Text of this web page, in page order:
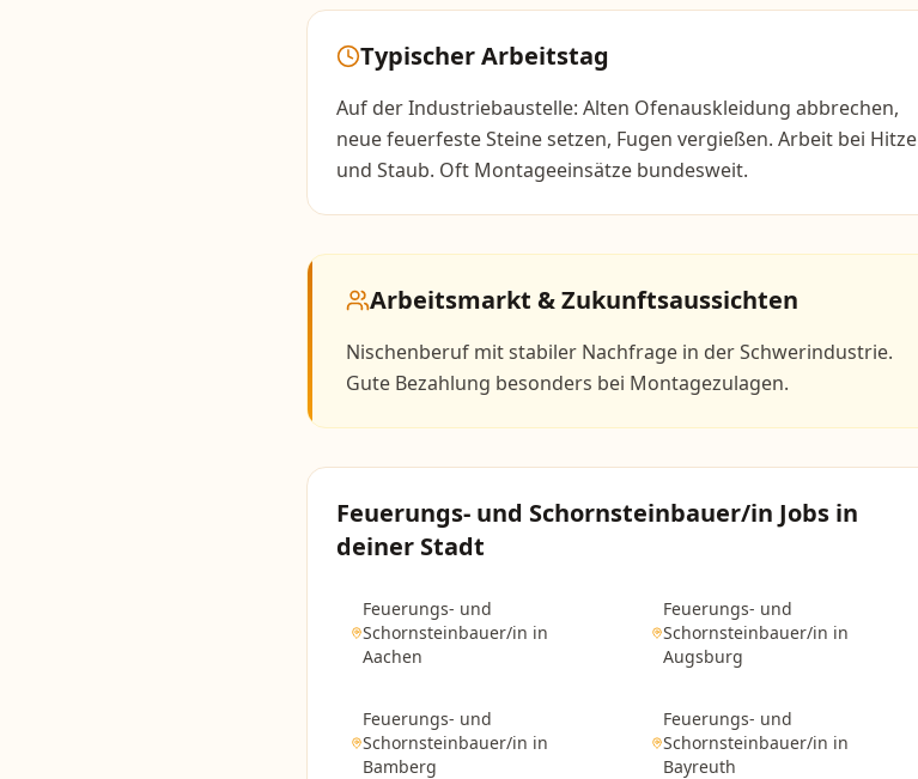
Typischer Arbeitstag
Auf der Industriebaustelle: Alten Ofenauskleidung abbrechen,
neue feuerfeste Steine setzen, Fugen vergießen. Arbeit bei Hitze
und Staub. Oft Montageeinsätze bundesweit.
Arbeitsmarkt & Zukunftsaussichten
Nischenberuf mit stabiler Nachfrage in der Schwerindustrie.
Gute Bezahlung besonders bei Montagezulagen.
Feuerungs- und Schornsteinbauer/in Jobs in
deiner Stadt
Feuerungs- und
Schornsteinbauer/in in
Aachen
Feuerungs- und
Schornsteinbauer/in in
Augsburg
Feuerungs- und
Schornsteinbauer/in in
Bamberg
Feuerungs- und
Schornsteinbauer/in in
Bayreuth